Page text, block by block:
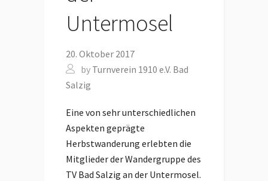
Untermosel
20. Oktober 2017
by Turnverein 1910 e.V. Bad
Salzig
Eine von sehr unterschiedlichen
Aspekten geprägte
Herbstwanderung erlebten die
Mitglieder der Wandergruppe des
TV Bad Salzig an der Untermosel.